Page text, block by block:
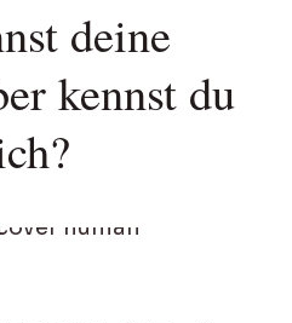
deine
kennst du